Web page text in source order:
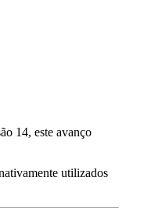
14, este avanço
utilizados